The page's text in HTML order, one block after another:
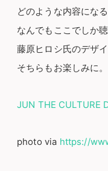
どのような内容にな
なんでもここでしか
藤原ヒロシ氏のデザ
そちらもお楽しみに。
JUN THE CULTURE
photo via https://